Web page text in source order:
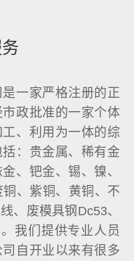
一家严格注册的正
政批准的一家个体
、利用为一体的综
：贵金属、稀有金
、钯金、锡、镍、
、紫铜、黄铜、不
、废模具钢Dc53、
我们提供专业人员
司自开业以来有很多